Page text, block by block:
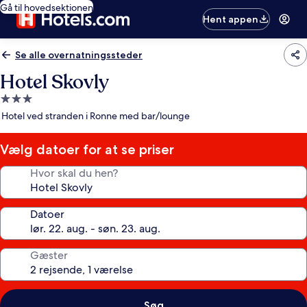
Gå til hovedsektionen
Hent appen
Se alle overnatningssteder
Hotel Skovly
3.0-
stjernet
Hotel ved stranden i Ronne med bar/lounge
Vælg datoer for at se priser
Hvor skal du hen?
Datoer
Gæster